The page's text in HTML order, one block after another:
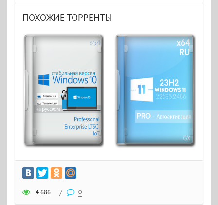
ПОХОЖИЕ ТОРРЕНТЫ
4 686 / 0